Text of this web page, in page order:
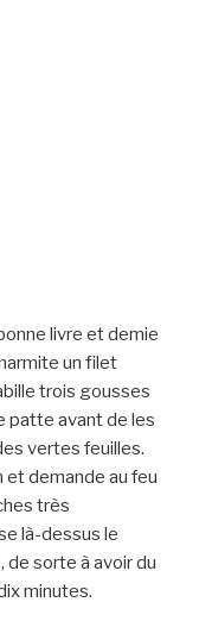
livre et demie
un filet
trois gousses
patte avant de les
vertes feuilles.
et demande au feu
très
là-dessus le
de sorte à avoir du
minutes.